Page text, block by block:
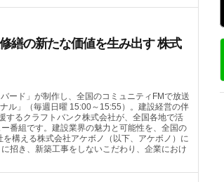
繕の新たな価値を生み出す 株式
ード」が制作し、全国のコミュニティFMで放送
ル」（毎週日曜 15:00～15:55）。建設経営の伴
するクラフトバンク株式会社が、全国各地で活
番組です。建設業界の魅力と可能性を、全国の
構える株式会社アケボノ（以下、アケボノ）に
招き、新築工事をしないこだわり、企業におけ